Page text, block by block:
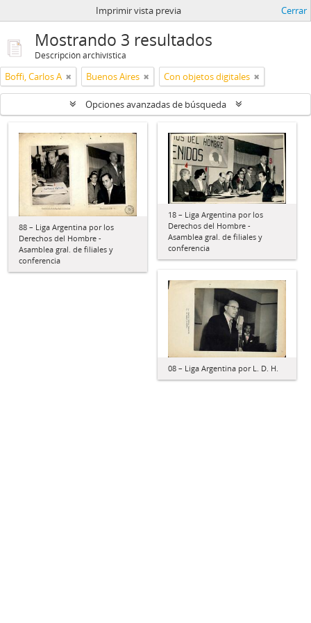
Imprimir vista previa Cerrar
Mostrando 3 resultados
Descripción archivística
Boffi, Carlos A Buenos Aires Con objetos digitales
Opciones avanzadas de búsqueda
88 – Liga Argentina por los
Derechos del Hombre -
Asamblea gral. de filiales y
conferencia
18 – Liga Argentina por los
Derechos del Hombre -
Asamblea gral. de filiales y
conferencia
08 – Liga Argentina por L. D. H.